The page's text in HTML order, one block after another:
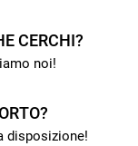
CERCHI?
noi!
disposizione!